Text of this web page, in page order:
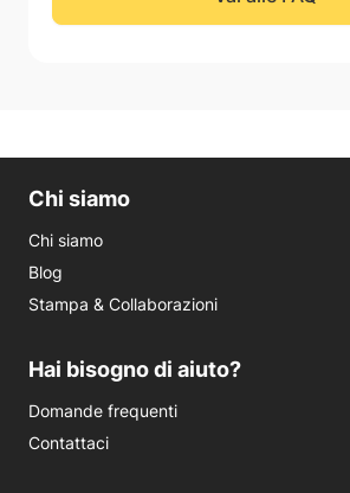
Chi siamo
Chi siamo
Blog
Stampa & Collaborazioni
Hai bisogno di aiuto?
Domande frequenti
Contattaci